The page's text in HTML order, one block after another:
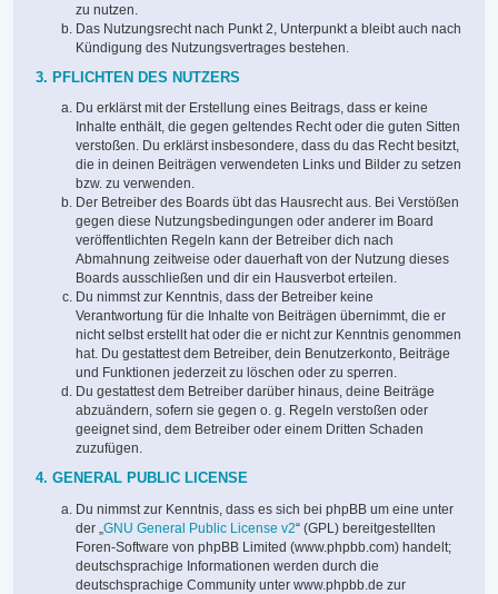
zu nutzen.
Das Nutzungsrecht nach Punkt 2, Unterpunkt a bleibt auch nach
Kündigung des Nutzungsvertrages bestehen.
3. PFLICHTEN DES NUTZERS
Du erklärst mit der Erstellung eines Beitrags, dass er keine
Inhalte enthält, die gegen geltendes Recht oder die guten Sitten
verstoßen. Du erklärst insbesondere, dass du das Recht besitzt,
die in deinen Beiträgen verwendeten Links und Bilder zu setzen
bzw. zu verwenden.
Der Betreiber des Boards übt das Hausrecht aus. Bei Verstößen
gegen diese Nutzungsbedingungen oder anderer im Board
veröffentlichten Regeln kann der Betreiber dich nach
Abmahnung zeitweise oder dauerhaft von der Nutzung dieses
Boards ausschließen und dir ein Hausverbot erteilen.
Du nimmst zur Kenntnis, dass der Betreiber keine
Verantwortung für die Inhalte von Beiträgen übernimmt, die er
nicht selbst erstellt hat oder die er nicht zur Kenntnis genommen
hat. Du gestattest dem Betreiber, dein Benutzerkonto, Beiträge
und Funktionen jederzeit zu löschen oder zu sperren.
Du gestattest dem Betreiber darüber hinaus, deine Beiträge
abzuändern, sofern sie gegen o. g. Regeln verstoßen oder
geeignet sind, dem Betreiber oder einem Dritten Schaden
zuzufügen.
4. GENERAL PUBLIC LICENSE
Du nimmst zur Kenntnis, dass es sich bei phpBB um eine unter
der „ GNU General Public License v2“ (GPL) bereitgestellten
Foren-Software von phpBB Limited (www.phpbb.com) handelt;
deutschsprachige Informationen werden durch die
deutschsprachige Community unter www.phpbb.de zur